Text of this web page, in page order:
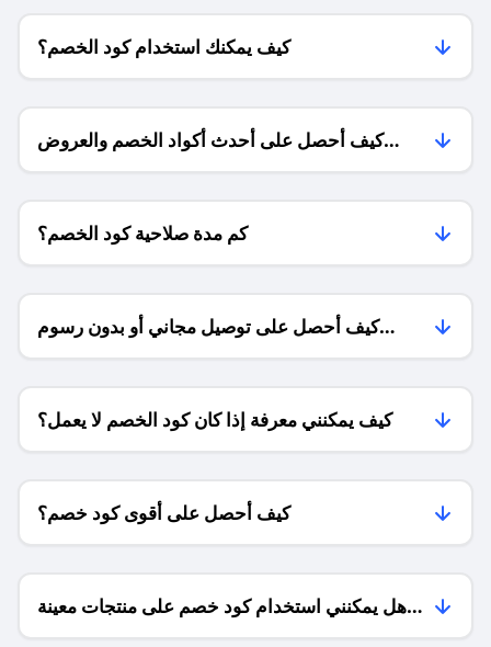
كيف يمكنك استخدام كود الخصم؟
كيف أحصل على أحدث أكواد الخصم والعروض
للمتاجر؟
كم مدة صلاحية كود الخصم؟
كيف أحصل على توصيل مجاني أو بدون رسوم
الشحن ؟
كيف يمكنني معرفة إذا كان كود الخصم لا يعمل؟
كيف أحصل على أقوى كود خصم؟
هل يمكنني استخدام كود خصم على منتجات معينة
فقط؟